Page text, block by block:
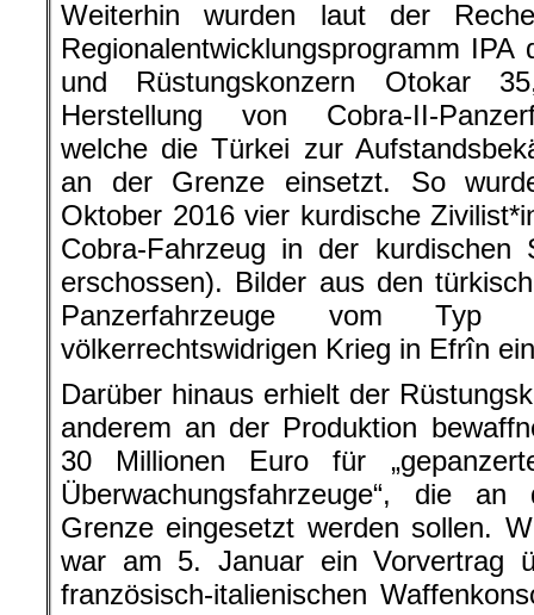
Oktober 2016 vier kurdische
Cobra-Fahrzeug in der kurdischen
erschossen). Bilder aus den
Panzerfahrzeuge vom
völkerrechtswidrigen Krieg in Efrîn
Darüber hinaus erhielt der
anderem an der Produktion
30 Millionen Euro für
Überwachungsfahrzeuge“, die an
Grenze eingesetzt werden sollen.
war am 5. Januar ein Vorvertrag
französisch-italienischen
türkischen Waffenproduzenten
der Produktion von
türkischen Regimechefs in
Millionen Euro aus dem EU-
niederländisches Unternehmen, das
die Türkei herstellte.